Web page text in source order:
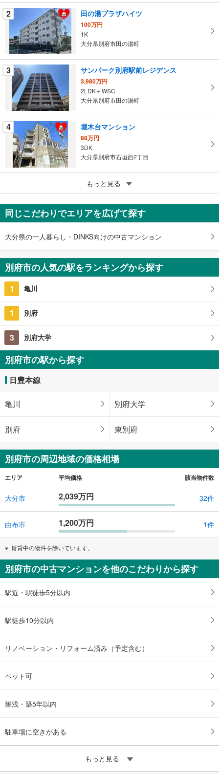
条
件
マ
イ
ペ
ー
す
る
2 田の湯プラザハイツ
100万円
1K
大分県別府市田の湯町
3 サンパーク別府駅前レジデンス
3,980万円
2LDK＋WSC
大分県別府市田の湯町
4 堀木台マンション
98万円
3DK
大分県別府市石垣西2丁目
広美マンション
380万円
2DK
大分県別府市扇山3丁目
もっと見る
同じこだわりでエリアを広げて探す
大分県の一人暮らし・DINKS向けの中古マンション
別府市の人気の駅をランキングから探す
1 亀川
1 別府
3 別府大学
別府市の駅から探す
日豊本線
亀川 別府大学
別府 東別府
別府市の周辺地域の価格相場
エリア 平均価格 該当物件数
大分市 2,039万円 32件
由布市 1,200万円 1件
賃貸中の物件を除いています。
別府市の中古マンションを他のこだわりから探す
駅近・駅徒歩5分以内
駅徒歩10分以内
リノベーション・リフォーム済み（予定含む）
ペット可
築浅・築5年以内
駐車場に空きがある
もっと見る